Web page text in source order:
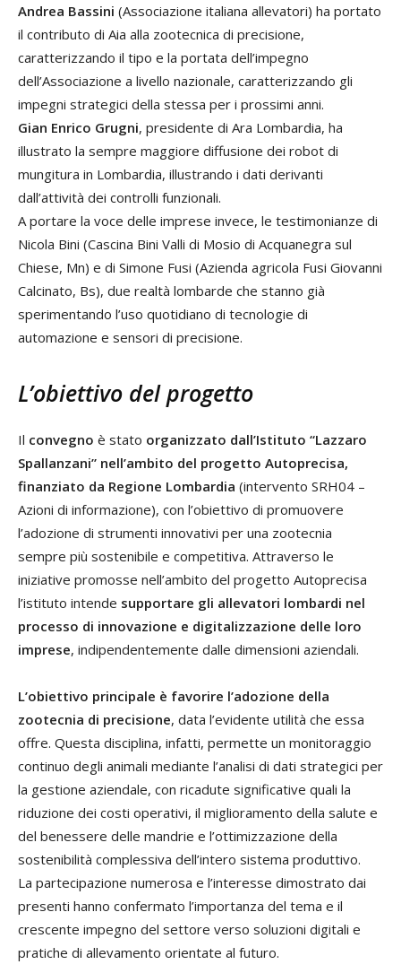
Andrea Bassini (Associazione italiana allevatori) ha portato
il contributo di Aia alla zootecnica di precisione,
caratterizzando il tipo e la portata dell’impegno
dell’Associazione a livello nazionale, caratterizzando gli
impegni strategici della stessa per i prossimi anni.
Gian Enrico Grugni, presidente di Ara Lombardia, ha
illustrato la sempre maggiore diffusione dei robot di
mungitura in Lombardia, illustrando i dati derivanti
dall’attività dei controlli funzionali.
A portare la voce delle imprese invece, le testimonianze di
Nicola Bini (Cascina Bini Valli di Mosio di Acquanegra sul
Chiese, Mn) e di Simone Fusi (Azienda agricola Fusi Giovanni
Calcinato, Bs), due realtà lombarde che stanno già
sperimentando l’uso quotidiano di tecnologie di
automazione e sensori di precisione.
L’obiettivo del progetto
Il convegno è stato organizzato dall’Istituto “Lazzaro
Spallanzani” nell’ambito del progetto Autoprecisa,
finanziato da Regione Lombardia (intervento SRH04 –
Azioni di informazione), con l’obiettivo di promuovere
l’adozione di strumenti innovativi per una zootecnia
sempre più sostenibile e competitiva. Attraverso le
iniziative promosse nell’ambito del progetto Autoprecisa
l’istituto intende supportare gli allevatori lombardi nel
processo di innovazione e digitalizzazione delle loro
imprese, indipendentemente dalle dimensioni aziendali.
L’obiettivo principale è favorire l’adozione della
zootecnia di precisione, data l’evidente utilità che essa
offre. Questa disciplina, infatti, permette un monitoraggio
continuo degli animali mediante l’analisi di dati strategici per
la gestione aziendale, con ricadute significative quali la
riduzione dei costi operativi, il miglioramento della salute e
del benessere delle mandrie e l’ottimizzazione della
sostenibilità complessiva dell’intero sistema produttivo.
La partecipazione numerosa e l’interesse dimostrato dai
presenti hanno confermato l’importanza del tema e il
crescente impegno del settore verso soluzioni digitali e
pratiche di allevamento orientate al futuro.